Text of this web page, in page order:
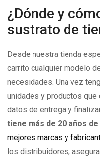
¿Dónde y
sustrato de
Desde nuestra tienda
carrito cualquier modelo
necesidades. Una vez
unidades y productos que
datos de entrega y
tiene más de 20 años
mejores marcas y
los distribuidores,